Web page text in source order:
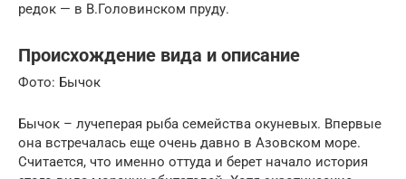
редок — в В.Головинском пруду.
Происхождение вида и описание
Фото: Бычок
Бычок – лучеперая рыба семейства окуневых. Впервые
она встречалась еще очень давно в Азовском море.
Считается, что именно оттуда и берет начало история